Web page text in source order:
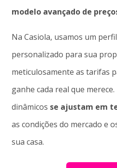
modelo avançado de
Na Casiola, usamos um
personalizado para sua
meticulosamente as tarifas
ganhe cada real que
dinâmicos se ajustam em
as condições do mercado e
sua casa.